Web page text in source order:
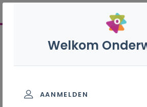
Welkom
AANMELDEN